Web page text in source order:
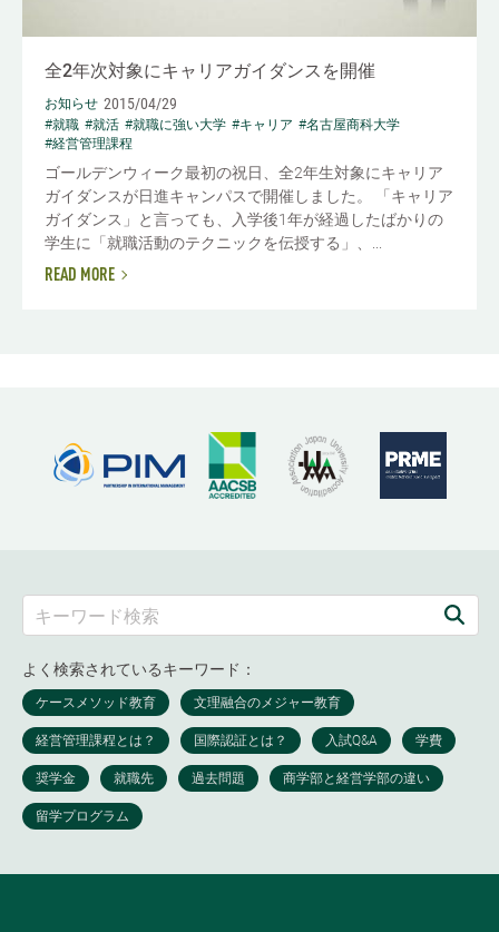
全2年次対象にキャリアガイダンスを開催
お知らせ 2015/04/29
#就職 #就活 #就職に強い大学 #キャリア #名古屋商科大学
#経営管理課程
ゴールデンウィーク最初の祝日、全2年生対象にキャリア
ガイダンスが日進キャンパスで開催しました。 「キャリア
ガイダンス」と言っても、入学後1年が経過したばかりの
学生に「就職活動のテクニックを伝授する」、...
READ MORE
よく検索されているキーワード：